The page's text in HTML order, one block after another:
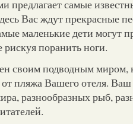
предлагает самые
Вас ждут прекрасные
маленькие дети могут
поранить ноги.
своим подводным миром,
пляжа Вашего отеля.
разнообразных рыб,